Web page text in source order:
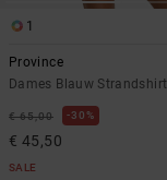
1
Province
Dames Blauw Strandshirt
€ 65,00 30%
€ 45,50
SALE